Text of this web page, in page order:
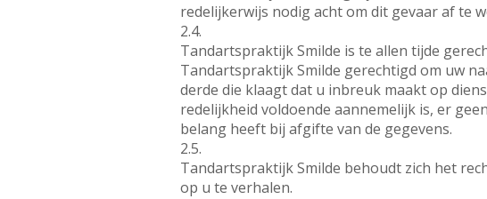
redelijkerwijs nodig acht om dit gevaar af te
2.4.
Tandartspraktijk Smilde is te allen tijde
Tandartspraktijk Smilde gerechtigd om uw
derde die klaagt dat u inbreuk maakt op
redelijkheid voldoende aannemelijk is, er
belang heeft bij afgifte van de gegevens.
2.5.
Tandartspraktijk Smilde behoudt zich het
op u te verhalen.